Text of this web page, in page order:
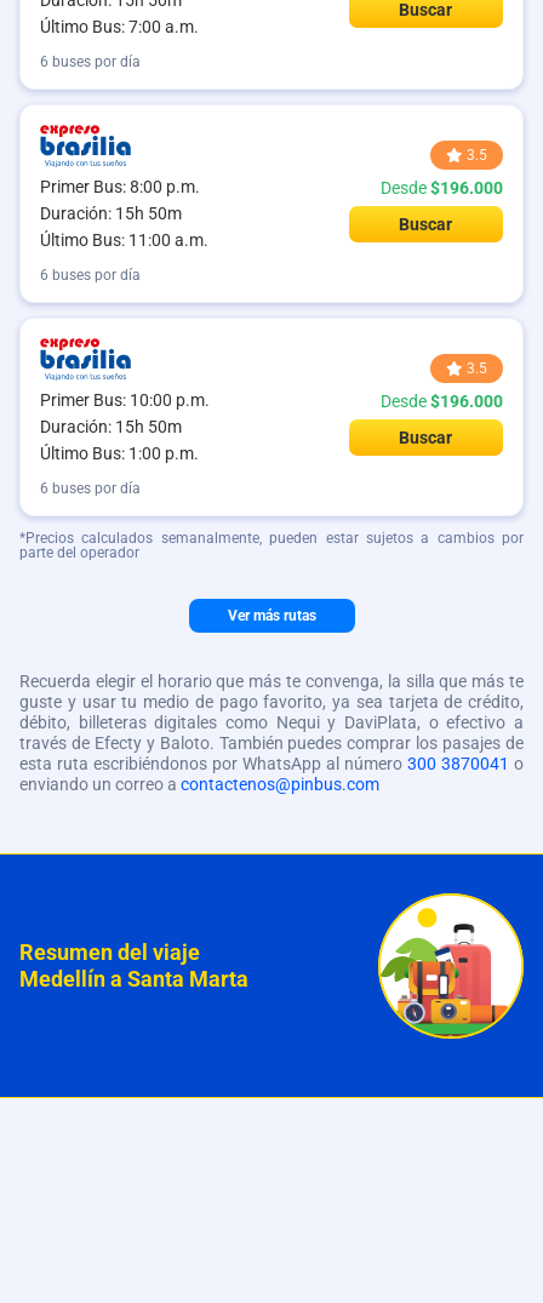
Último Bus: 7:00 a.m.
Buscar
6 buses por día
Primer Bus: 8:00 p.m.
Duración: 15h 50m
Último Bus: 11:00 a.m.
3.5
Desde$196.000
Buscar
6 buses por día
Primer Bus: 10:00 p.m.
Duración: 15h 50m
Último Bus: 1:00 p.m.
3.5
Desde$196.000
Buscar
6 buses por día
*Precios calculados semanalmente, pueden estar sujetos a cambios por
parte del operador
Ver más rutas
Recuerda elegir el horario que más te convenga, la silla que más te
guste y usar tu medio de pago favorito, ya sea tarjeta de crédito,
débito, billeteras digitales como Nequi y DaviPlata, o efectivo a
través de Efecty y Baloto. También puedes comprar los pasajes de
esta ruta escribiéndonos por WhatsApp al número 300 3870041 o
enviando un correo a contactenos@pinbus.com
Resumen del viaje
Medellín a Santa Marta